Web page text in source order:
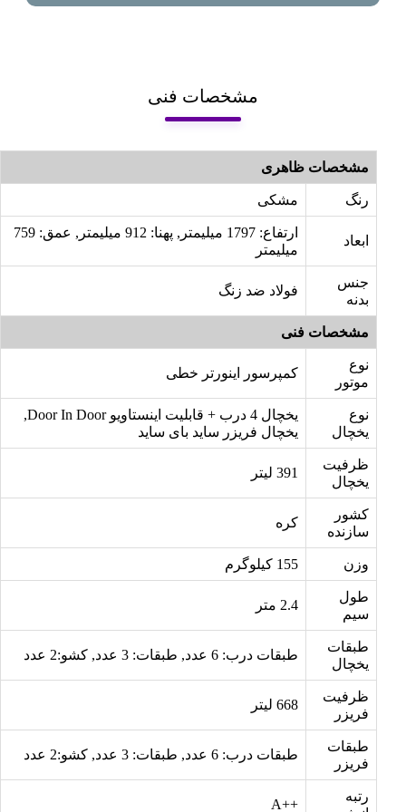
مشخصات فنی
مشخصات ظاهری
رنگ مشکی
ابعاد
ارتفاع: 1797 میلیمتر, پهنا: 912 میلیمتر, عمق: 759
میلیمتر
جنس
بدنه
فولاد ضد زنگ
مشخصات فنی
نوع
موتور
کمپرسور اینورتر خطی
نوع
یخچال
یخچال 4 درب + قابلیت اینستاویو Door In Door,
یخچال فریزر ساید بای ساید
ظرفیت
یخچال
391 لیتر
کشور
سازنده
کره
وزن 155 کیلوگرم
طول
سیم
2.4 متر
طبقات
یخچال
طبقات درب: 6 عدد, طبقات: 3 عدد, کشو:2 عدد
ظرفیت
فریزر
668 لیتر
طبقات
فریزر
طبقات درب: 6 عدد, طبقات: 3 عدد, کشو:2 عدد
رتبه